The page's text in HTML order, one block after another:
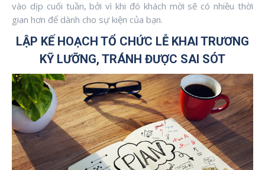
vào dịp cuối tuần, bởi vì khi đó khách mời sẽ có nhiều thời
gian hơn để dành cho sự kiện của bạn.
LẬP KẾ HOẠCH TỔ CHỨC LỄ KHAI TRƯƠNG
KỸ LƯỠNG, TRÁNH ĐƯỢC SAI SÓT